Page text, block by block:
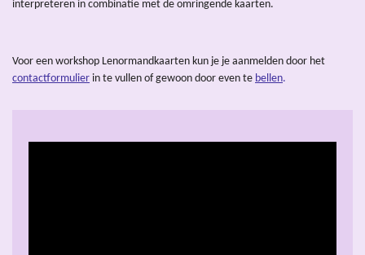
interpreteren in combinatie met de omringende kaarten.
Voor een workshop Lenormandkaarten kun je je aanmelden door het
contactformulier in te vullen of gewoon door even te bellen.